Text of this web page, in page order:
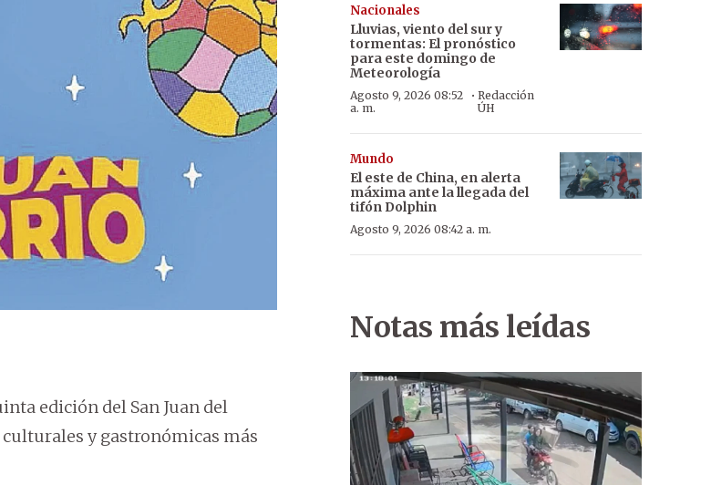
edición del San Juan del
y gastronómicas más
Nacionales
Lluvias, viento del sur y
tormentas: El pronóstico
para este domingo de
Meteorología
Agosto 9, 2026 08:52
a. m.
· Redacción
ÚH
Mundo
El este de China, en alerta
máxima ante la llegada del
tifón Dolphin
Agosto 9, 2026 08:42 a. m.
Notas más leídas